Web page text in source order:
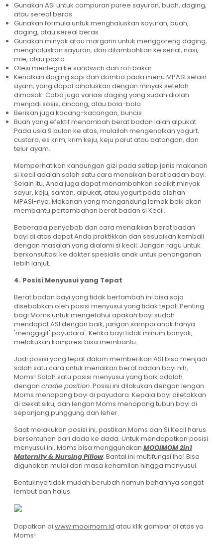
Gunakan ASI untuk campuran puree sayuran, buah, daging,
atau sereal beras
Gunakan formula untuk menghaluskan sayuran, buah,
daging, atau sereal beras
Gunakan minyak atau margarin untuk menggoreng daging,
menghaluskan sayuran, dan ditambahkan ke serial, nasi,
mie, atau pasta
Olesi mentega ke sandwich dan roti bakar
Kenalkan daging sapi dan domba pada menu MPASI selain
ayam, yang dapat dihaluskan dengan minyak setelah
dimasak. Coba juga variasi daging yang sudah diolah
menjadi sosis, cincang, atau bola-bola
Berikan juga kacang-kacangan, buncis
Buah yang efektif menambah berat badan ialah alpukat
Pada usia 9 bulan ke atas, mulailah mengenalkan yogurt,
custard, es krim, krim keju, keju parut atau batangan, dan
telur ayam.
Memperhatikan kandungan gizi pada setiap jenis makanan
si kecil adalah salah satu cara menaikan berat badan bayi.
Selain itu, Anda juga dapat menambahkan sedikit minyak
sayur, keju, santan, alpukat, atau yogurt pada olahan
MPASI-nya. Makanan yang mengandung lemak baik akan
membantu pertambahan berat badan si Kecil.
Beberapa penyebab dan cara menaikkan berat badan
bayi di atas dapat Anda praktikkan dan sesuaikan kembali
dengan masalah yang dialami si kecil. Jangan ragu untuk
berkonsultasi ke dokter spesialis anak untuk penanganan
lebih lanjut.
4. Posisi Menyusui yang Tepat
Berat badan bayi yang tidak bertambah ini bisa saja
disebabkan oleh posisi menyusui yang tidak tepat. Penting
bagi Moms untuk mengetahui apakah bayi sudah
mendapat ASI dengan baik, jangan sampai anak hanya
'menggigit' payudara'. Ketika bayi tidak minum banyak,
melakukan kompresi bisa membantu.
Jadi posisi yang tepat dalam memberikan ASI bisa menjadi
salah satu cara untuk menaikan berat badan bayi nih,
Moms! Salah satu posisi menyusui yang baik adalah
dengan cradle position. Posisi ini dilakukan dengan lengan
Moms menopang bayi di payudara. Kepala bayi diletakkan
di dekat siku, dan lengan Moms menopang tubuh bayi di
sepanjang punggung dan leher.
Saat melakukan posisi ini, pastikan Moms dan Si Kecil harus
bersentuhan dari dada ke dada. Untuk mendapatkan posisi
menyusui ini, Moms bisa menggunakan MOOIMOM 2in1
Maternity & Nursing Pillow. Bantal ini multifungsi lho! Bisa
digunakan mulai dari masa kehamilan hingga menyusui.
Bentuknya tidak mudah berubah namun bahannya sangat
lembut dan halus.
Dapatkan di www.mooimom.id atau klik gambar di atas ya
Moms!